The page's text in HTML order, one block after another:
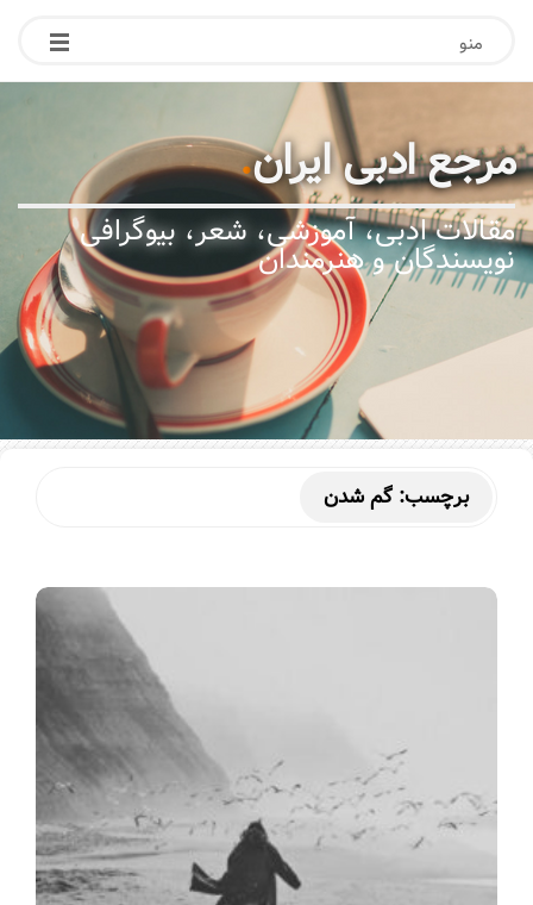
منو
مرجع ادبی ایران.
مقالات ادبی، آموزشی، شعر، بیوگرافی
نویسندگان و هنرمندان
برچسب: گم شدن